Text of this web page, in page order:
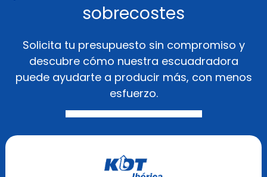
sobrecostes
Solicita tu presupuesto sin compromiso y
descubre cómo nuestra escuadradora
puede ayudarte a producir más, con menos
esfuerzo.
Pedir presupuesto